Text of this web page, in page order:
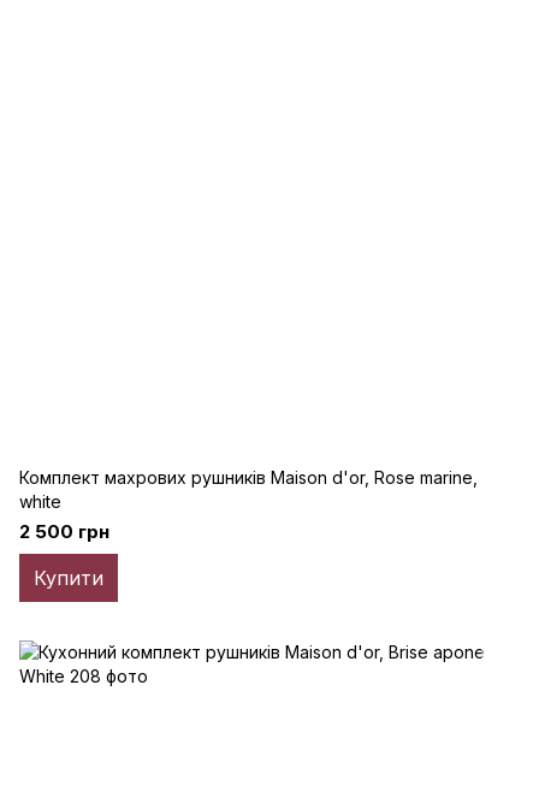
Комплект махрових рушників Maison d'or, Rose marine,
white
2 500 грн
Купити